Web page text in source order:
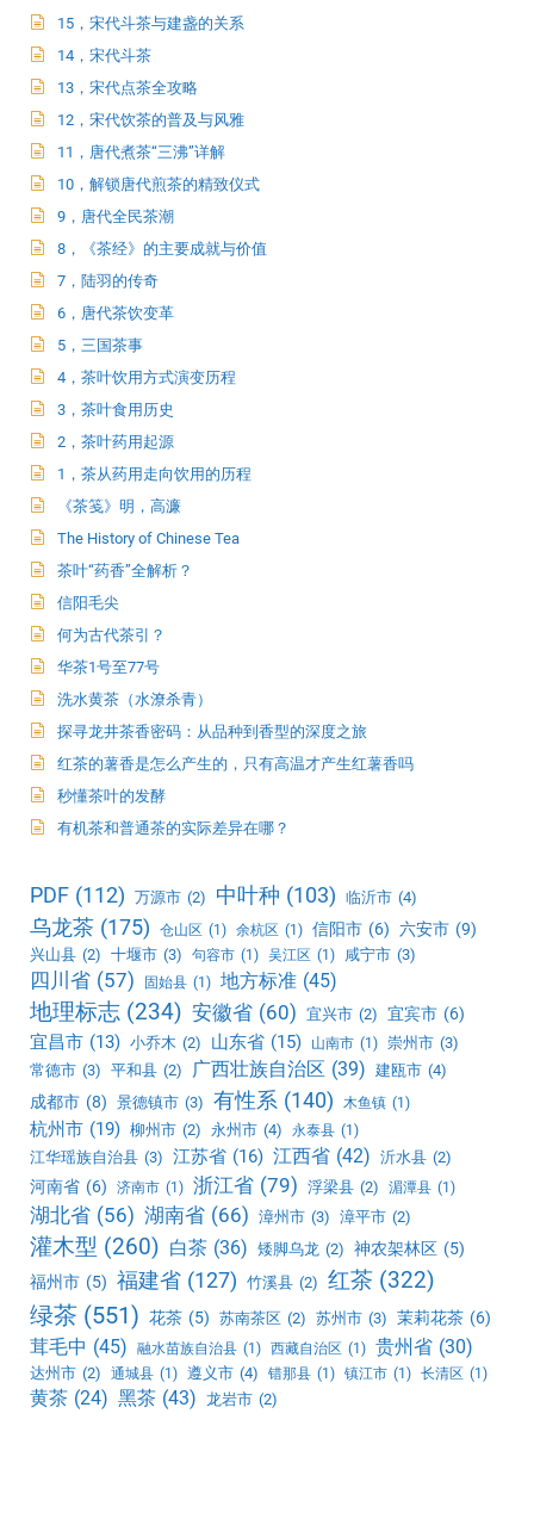
15，宋代斗茶与建盏的关系
14，宋代斗茶
13，宋代点茶全攻略
12，宋代饮茶的普及与风雅
11，唐代煮茶“三沸”详解
10，解锁唐代煎茶的精致仪式
9，唐代全民茶潮
8，《茶经》的主要成就与价值
7，陆羽的传奇
6，唐代茶饮变革
5，三国茶事
4，茶叶饮用方式演变历程
3，茶叶食用历史
2，茶叶药用起源
1，茶从药用走向饮用的历程
《茶笺》明，高濂
The History of Chinese Tea
茶叶“药香”全解析？
信阳毛尖
何为古代茶引？
华茶1号至77号
洗水黄茶（水潦杀青）
探寻龙井茶香密码：从品种到香型的深度之旅
红茶的薯香是怎么产生的，只有高温才产生红薯香吗
秒懂茶叶的发酵
有机茶和普通茶的实际差异在哪？
PDF (112) 万源市 (2) 中叶种 (103) 临沂市 (4)
乌龙茶 (175) 仓山区 (1) 余杭区 (1) 信阳市 (6) 六安市 (9)
兴山县 (2) 十堰市 (3) 句容市 (1) 吴江区 (1) 咸宁市 (3)
四川省 (57) 固始县 (1) 地方标准 (45)
地理标志 (234) 安徽省 (60) 宜兴市 (2) 宜宾市 (6)
宜昌市 (13) 小乔木 (2) 山东省 (15) 山南市 (1) 崇州市 (3)
常德市 (3) 平和县 (2) 广西壮族自治区 (39) 建瓯市 (4)
成都市 (8) 景德镇市 (3) 有性系 (140) 木鱼镇 (1)
杭州市 (19) 柳州市 (2) 永州市 (4) 永泰县 (1)
江华瑶族自治县 (3) 江苏省 (16) 江西省 (42) 沂水县 (2)
河南省 (6) 济南市 (1) 浙江省 (79) 浮梁县 (2) 湄潭县 (1)
湖北省 (56) 湖南省 (66) 漳州市 (3) 漳平市 (2)
灌木型 (260) 白茶 (36) 矮脚乌龙 (2) 神农架林区 (5)
福州市 (5) 福建省 (127) 竹溪县 (2) 红茶 (322)
绿茶 (551) 花茶 (5) 苏南茶区 (2) 苏州市 (3) 茉莉花茶 (6)
茸毛中 (45) 融水苗族自治县 (1) 西藏自治区 (1) 贵州省 (30)
达州市 (2) 通城县 (1) 遵义市 (4) 错那县 (1) 镇江市 (1) 长清区 (1)
黄茶 (24) 黑茶 (43) 龙岩市 (2)